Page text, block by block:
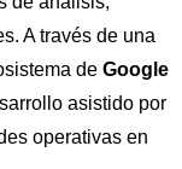
A través de una
deGoogle
asistido por
operativas en